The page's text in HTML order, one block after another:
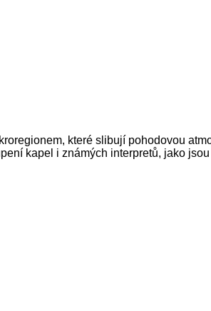
které slibují pohodovou
kapel i známých interpretů, jako